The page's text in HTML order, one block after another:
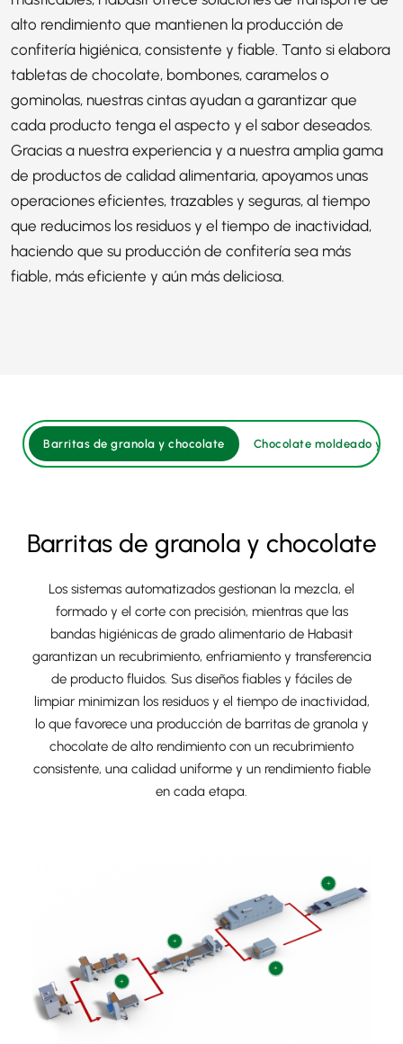
alto rendimiento que mantienen la producción de
confitería higiénica, consistente y fiable. Tanto si elabora
tabletas de chocolate, bombones, caramelos o
gominolas, nuestras cintas ayudan a garantizar que
cada producto tenga el aspecto y el sabor deseados.
Gracias a nuestra experiencia y a nuestra amplia gama
de productos de calidad alimentaria, apoyamos unas
operaciones eficientes, trazables y seguras, al tiempo
que reducimos los residuos y el tiempo de inactividad,
haciendo que su producción de confitería sea más
fiable, más eficiente y aún más deliciosa.
Barritas de granola y chocolate Chocolate moldeado y
Barritas de granola y chocolate
Los sistemas automatizados gestionan la mezcla, el
formado y el corte con precisión, mientras que las
bandas higiénicas de grado alimentario de Habasit
garantizan un recubrimiento, enfriamiento y transferencia
de producto fluidos. Sus diseños fiables y fáciles de
limpiar minimizan los residuos y el tiempo de inactividad,
lo que favorece una producción de barritas de granola y
chocolate de alto rendimiento con un recubrimiento
consistente, una calidad uniforme y un rendimiento fiable
en cada etapa.
+
+
+
+